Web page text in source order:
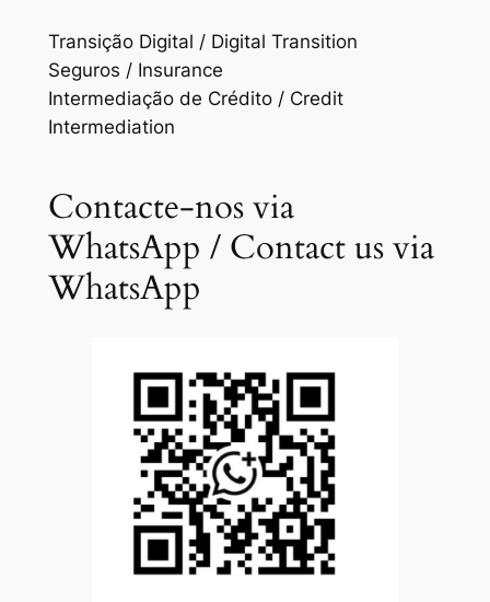
Transição Digital / Digital Transition
Seguros / Insurance
Intermediação de Crédito / Credit
Intermediation
Contacte-nos via
WhatsApp / Contact us via
WhatsApp